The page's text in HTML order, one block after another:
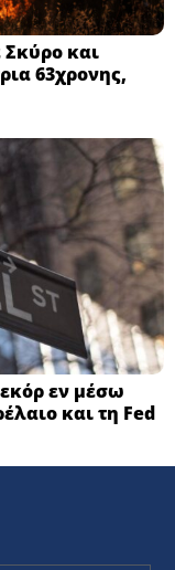
Σκύρο και
63χρονης,
εν μέσω
και τη Fed